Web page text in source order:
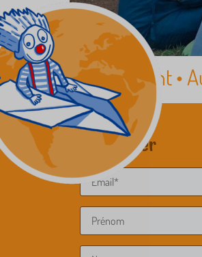
John Wright •
Newsletter